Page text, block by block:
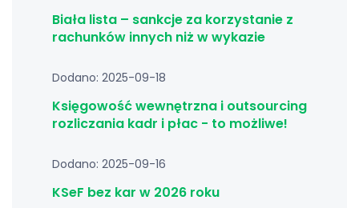
Biała lista – sankcje za korzystanie z
rachunków innych niż w wykazie
Dodano: 2025-09-18
Księgowość wewnętrzna i outsourcing
rozliczania kadr i płac - to możliwe!
Dodano: 2025-09-16
KSeF bez kar w 2026 roku